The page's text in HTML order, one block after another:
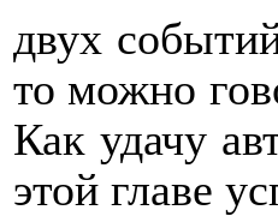
двух
то можно
Как удачу
этой главе